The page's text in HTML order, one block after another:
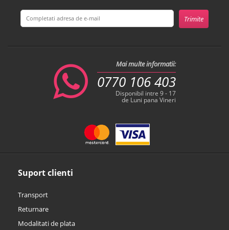
Suport clienti
Transport
Returnare
Modalitati de plata
Mai multe informatii:
0770 106 403
Disponibil intre 9 - 17
de Luni pana Vineri